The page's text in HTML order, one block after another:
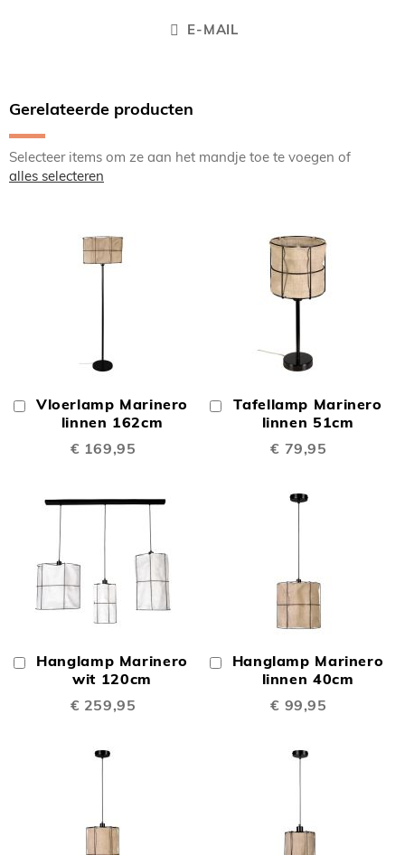
E-MAIL
Gerelateerde producten
Selecteer items om ze aan het mandje toe te voegen of
alles selecteren
Vloerlamp Marinero
linnen 162cm
€ 169,95
In
Winkelwagen
Tafellamp Marinero
linnen 51cm
€ 79,95
In
Winkelwagen
Hanglamp Marinero
wit 120cm
€ 259,95
In
Winkelwagen
Hanglamp Marinero
linnen 40cm
€ 99,95
In
Winkelwagen